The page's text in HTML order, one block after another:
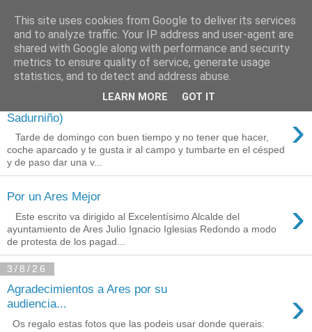
Está de pinga
10/8/26
A Fraga Máxica (San
Sadurniño)
›
Tarde de domingo con buen tiempo y no tener que hacer,
coche aparcado y te gusta ir al campo y tumbarte en el césped
y de paso dar una v...
Por un Ares Mejor ›
Este escrito va dirigido al Excelentísimo Alcalde del
ayuntamiento de Ares Julio Ignacio Iglesias Redondo a modo
de protesta de los pagad...
3/8/26
Agradecimientos a Ares por su
audiencia...
›
Os regalo estas fotos que las podeis usar donde querais:
This site uses cookies from Google to deliver its services
and to analyze traffic. Your IP address and user-agent are
shared with Google along with performance and security
metrics to ensure quality of service, generate usage
statistics, and to detect and address abuse.
LEARN MORE GOT IT